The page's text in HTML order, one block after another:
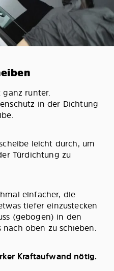
ganz runter.
in der Dichtung
leicht durch, um
Türdichtung zu
einfacher, die
tiefer einzustecken
(gebogen) in den
oben zu schieben.
Kraftaufwand nötig.